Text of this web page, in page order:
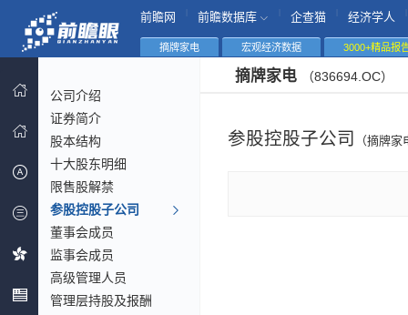
前瞻网 前瞻数据库 企查猫 经济学人
摘牌家电 宏观经济数据 3000+精品报
公司介绍
证券简介
股本结构
十大股东明细
限售股解禁
参股控股子公司
董事会成员
监事会成员
高级管理人员
管理层持股及报酬
摘牌家电 （836694.OC）
参股控股子公司 （摘牌家